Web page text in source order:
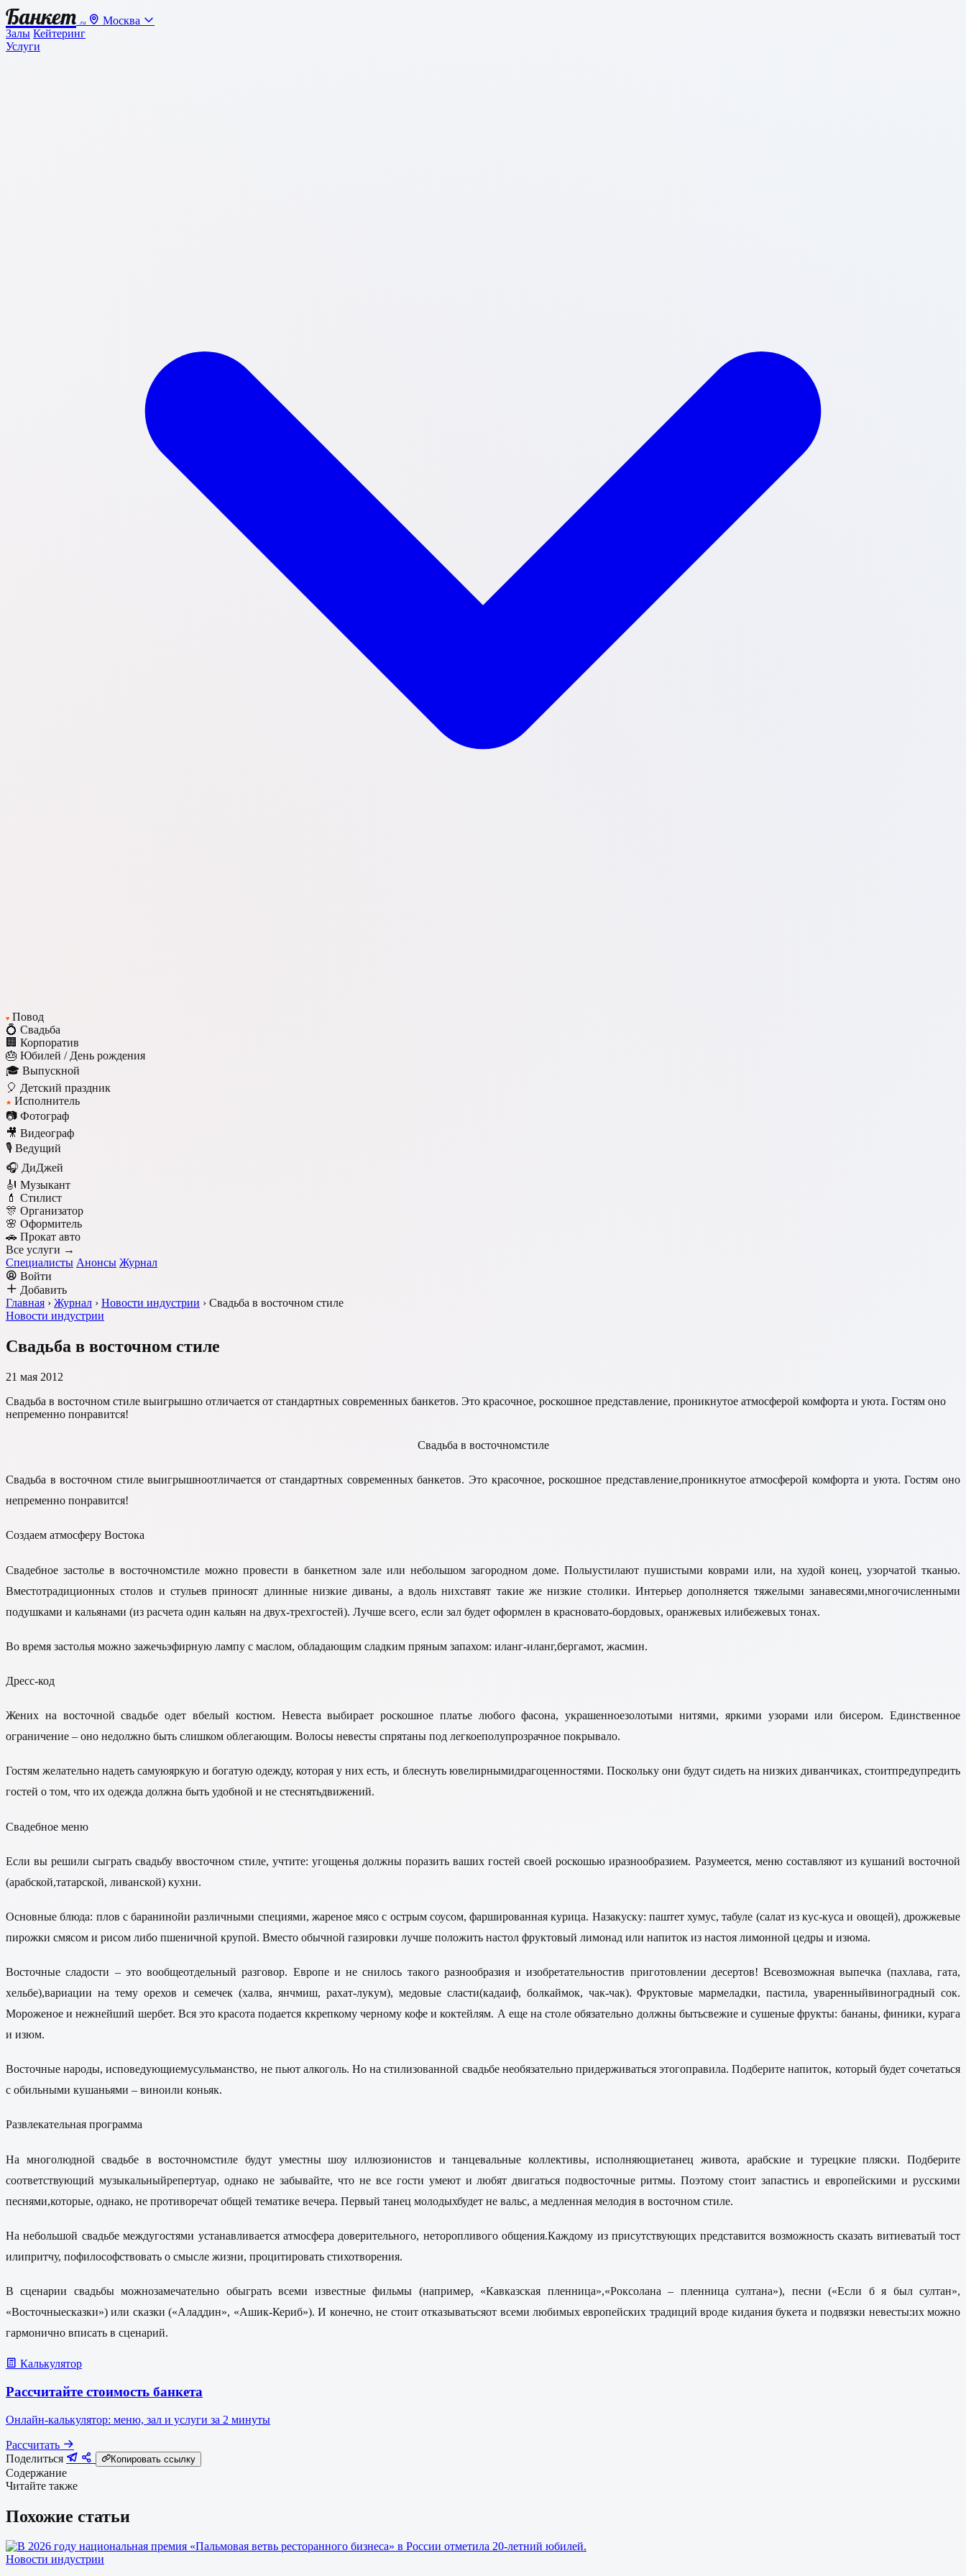
Банкет .ru
Москва
Залы Кейтеринг
Услуги
♥ Повод
💍 Свадьба
🏢 Корпоратив
🎂 Юбилей / День рождения
🎓 Выпускной
🎈 Детский праздник
★ Исполнитель
📷 Фотограф
🎥 Видеограф
🎙️ Ведущий
🎧 ДиДжей
🎻 Музыкант
💄 Стилист
🎊 Организатор
🌸 Оформитель
🚗 Прокат авто
Все услуги →
Специалисты Анонсы Журнал
Войти
Добавить
Главная › Журнал › Новости индустрии › Свадьба в восточном стиле
Новости индустрии
Свадьба в восточном стиле
21 мая 2012
Свадьба в восточном стиле выигрышно отличается от стандартных современных банкетов. Это красочное, роскошное представление, проникнутое атмосферой комфорта и уюта. Гостям оно
непременно понравится!
Свадьба в восточномстиле
Свадьба в восточном стиле выигрышноотличается от стандартных современных банкетов. Это красочное, роскошное представление,проникнутое атмосферой комфорта и уюта. Гостям оно
непременно понравится!
Создаем атмосферу Востока
Свадебное застолье в восточномстиле можно провести в банкетном зале или небольшом загородном доме. Полыустилают пушистыми коврами или, на худой конец, узорчатой тканью.
Вместотрадиционных столов и стульев приносят длинные низкие диваны, а вдоль нихставят такие же низкие столики. Интерьер дополняется тяжелыми занавесями,многочисленными
подушками и кальянами (из расчета один кальян на двух-трехгостей). Лучше всего, если зал будет оформлен в красновато-бордовых, оранжевых илибежевых тонах.
Во время застолья можно зажечьэфирную лампу с маслом, обладающим сладким пряным запахом: иланг-иланг,бергамот, жасмин.
Дресс-код
Жених на восточной свадьбе одет вбелый костюм. Невеста выбирает роскошное платье любого фасона, украшенноезолотыми нитями, яркими узорами или бисером. Единственное
ограничение – оно недолжно быть слишком облегающим. Волосы невесты спрятаны под легкоеполупрозрачное покрывало.
Гостям желательно надеть самуюяркую и богатую одежду, которая у них есть, и блеснуть ювелирнымидрагоценностями. Поскольку они будут сидеть на низких диванчиках, стоитпредупредить
гостей о том, что их одежда должна быть удобной и не стеснятьдвижений.
Свадебное меню
Если вы решили сыграть свадьбу ввосточном стиле, учтите: угощенья должны поразить ваших гостей своей роскошью иразнообразием. Разумеется, меню составляют из кушаний восточной
(арабской,татарской, ливанской) кухни.
Основные блюда: плов с баранинойи различными специями, жареное мясо с острым соусом, фаршированная курица. Назакуску: паштет хумус, табуле (салат из кус-куса и овощей), дрожжевые
пирожки смясом и рисом либо пшеничной крупой. Вместо обычной газировки лучше положить настол фруктовый лимонад или напиток из настоя лимонной цедры и изюма.
Восточные сладости – это вообщеотдельный разговор. Европе и не снилось такого разнообразия и изобретательностив приготовлении десертов! Всевозможная выпечка (пахлава, гата,
хельбе),вариации на тему орехов и семечек (халва, янчмиш, рахат-лукум), медовые сласти(кадаиф, болкаймок, чак-чак). Фруктовые мармеладки, пастила, уваренныйвиноградный сок.
Мороженое и нежнейший шербет. Вся это красота подается ккрепкому черному кофе и коктейлям. А еще на столе обязательно должны бытьсвежие и сушеные фрукты: бананы, финики, курага
и изюм.
Восточные народы, исповедующиемусульманство, не пьют алкоголь. Но на стилизованной свадьбе необязательно придерживаться этогоправила. Подберите напиток, который будет сочетаться
с обильными кушаньями – виноили коньяк.
Развлекательная программа
На многолюдной свадьбе в восточномстиле будут уместны шоу иллюзионистов и танцевальные коллективы, исполняющиетанец живота, арабские и турецкие пляски. Подберите
соответствующий музыкальныйрепертуар, однако не забывайте, что не все гости умеют и любят двигаться подвосточные ритмы. Поэтому стоит запастись и европейскими и русскими
песнями,которые, однако, не противоречат общей тематике вечера. Первый танец молодыхбудет не вальс, а медленная мелодия в восточном стиле.
На небольшой свадьбе междугостями устанавливается атмосфера доверительного, неторопливого общения.Каждому из присутствующих представится возможность сказать витиеватый тост
илипритчу, пофилософствовать о смысле жизни, процитировать стихотворения.
В сценарии свадьбы можнозамечательно обыграть всеми известные фильмы (например, «Кавказская пленница»,«Роксолана – пленница султана»), песни («Если б я был султан»,
«Восточныесказки») или сказки («Аладдин», «Ашик-Кериб»). И конечно, не стоит отказыватьсяот всеми любимых европейских традиций вроде кидания букета и подвязки невесты:их можно
гармонично вписать в сценарий.
Калькулятор
Рассчитайте стоимость банкета
Онлайн-калькулятор: меню, зал и услуги за 2 минуты
Рассчитать
Поделиться
Копировать ссылку
Содержание
Читайте также
Похожие статьи
Новости индустрии